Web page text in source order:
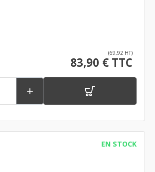
(69,92 HT)
83,90 € TTC

EN STOCK